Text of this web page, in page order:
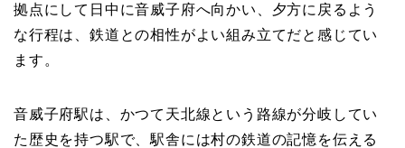
拠点にして日中に音威子府へ向かい、夕方に戻るよう
な行程は、鉄道との相性がよい組み立てだと感じてい
ます。
音威子府駅は、かつて天北線という路線が分岐してい
た歴史を持つ駅で、駅舎には村の鉄道の記憶を伝える